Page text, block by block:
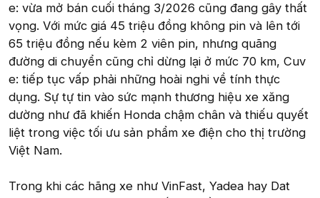
e: vừa mở bán cuối tháng 3/2026 cũng đang gây thất
vọng. Với mức giá 45 triệu đồng không pin và lên tới
65 triệu đồng nếu kèm 2 viên pin, nhưng quãng
đường di chuyển cũng chỉ dừng lại ở mức 70 km, Cuv
e: tiếp tục vấp phải những hoài nghi về tính thực
dụng. Sự tự tin vào sức mạnh thương hiệu xe xăng
dường như đã khiến Honda chậm chân và thiếu quyết
liệt trong việc tối ưu sản phẩm xe điện cho thị trường
Việt Nam.
Trong khi các hãng xe như VinFast, Yadea hay Dat